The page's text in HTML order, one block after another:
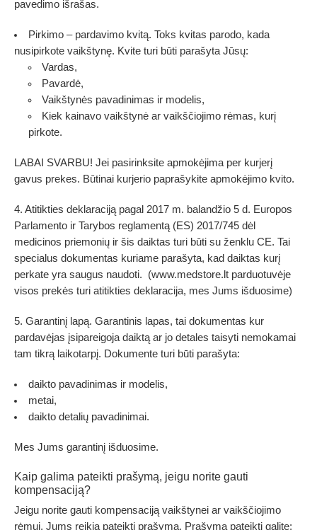
pavedimo išrašas.
Pirkimo – pardavimo kvitą. Toks kvitas parodo, kada
nusipirkote vaikštynę. Kvite turi būti parašyta Jūsų:
Vardas,
Pavardė,
Vaikštynės pavadinimas ir modelis,
Kiek kainavo vaikštynė ar vaikščiojimo rėmas, kurį
pirkote.
LABAI SVARBU! Jei pasirinksite apmokėjima per kurjerį
gavus prekes. Būtinai kurjerio paprašykite apmokėjimo kvito.
4. Atitikties deklaraciją pagal 2017 m. balandžio 5 d. Europos
Parlamento ir Tarybos reglamentą (ES) 2017/745 dėl
medicinos priemonių ir šis daiktas turi būti su ženklu CE. Tai
specialus dokumentas kuriame parašyta, kad daiktas kurį
perkate yra saugus naudoti. (www.medstore.lt parduotuvėje
visos prekės turi atitikties deklaracija, mes Jums išduosime)
5. Garantinį lapą. Garantinis lapas, tai dokumentas kur
pardavėjas įsipareigoja daiktą ar jo detales taisyti nemokamai
tam tikrą laikotarpį. Dokumente turi būti parašyta:
daikto pavadinimas ir modelis,
metai,
daikto detalių pavadinimai.
Mes Jums garantinį išduosime.
Kaip galima pateikti prašymą, jeigu norite gauti
kompensaciją?
Jeigu norite gauti kompensaciją vaikštynei ar vaikščiojimo
rėmui, Jums reikia pateikti prašymą. Prašymą pateikti galite: